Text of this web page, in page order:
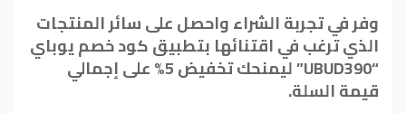
وفر في تجربة الشراء واحصل على سائر المنتجات
الذي ترغب في اقتنائها بتطبيق كود خصم يوباي
“UBUD390” ليمنحك تخفيض 5% على إجمالي
قيمة السلة.